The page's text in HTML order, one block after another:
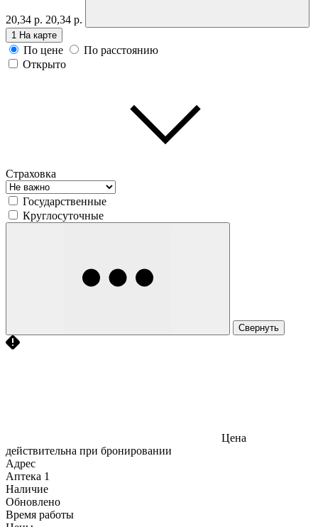
20,34 р. 20,34 р.
1 На карте
По цене
По расстоянию
Открыто
Страховка
Государственные
Круглосуточные
Свернуть
Цена
действительна при бронировании
Адрес
Аптека 1
Наличие
Обновлено
Время работы